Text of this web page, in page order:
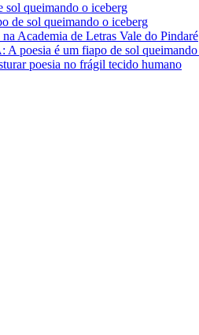
queimando o iceberg
de sol queimando o iceberg
Academia de Letras Vale do Pindaré
poesia é um fiapo de sol queimando
poesia no frágil tecido humano